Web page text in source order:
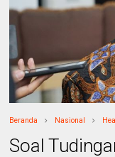
Beranda Nasional
Soal